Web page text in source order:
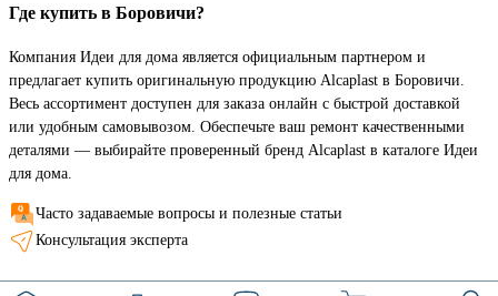
Где купить в Боровичи?
Компания Идеи для дома является официальным партнером и
предлагает купить оригинальную продукцию Alcaplast в Боровичи.
Весь ассортимент доступен для заказа онлайн с быстрой доставкой
или удобным самовывозом. Обеспечьте ваш ремонт качественными
деталями — выбирайте проверенный бренд Alcaplast в каталоге Идеи
для дома.
Часто задаваемые вопросы и полезные статьи
Консультация эксперта